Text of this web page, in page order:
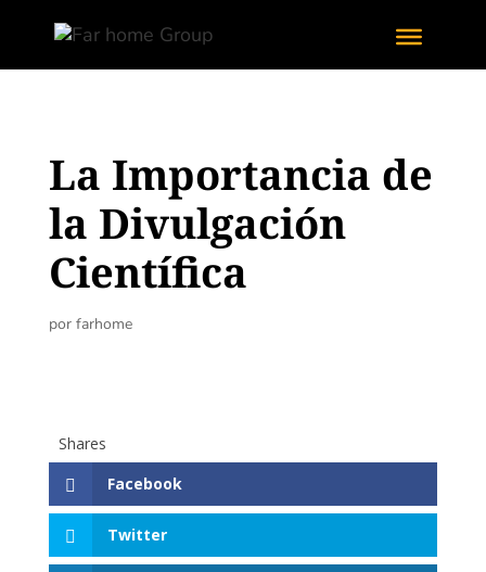
La Importancia de
la Divulgación
Científica
por farhome
Shares
Facebook
Twitter